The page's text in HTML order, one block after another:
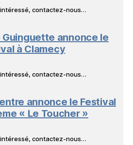
intéressé, contactez-nous…
annonce le
à Clamecy
intéressé, contactez-nous…
annonce le Festival
« Le Toucher »
intéressé, contactez-nous…